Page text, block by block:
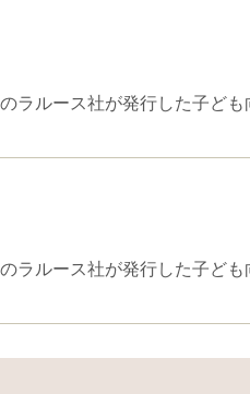
ルース社が発行した子ども
ルース社が発行した子ども